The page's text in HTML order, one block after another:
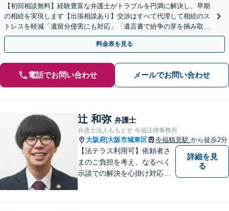
【初回相談無料】経験豊富な弁護士がトラブルを円満に解決し、早期
の相続を実現します【出張相談あり】交渉はすべて代理して相続のス
トレスを軽減「遺留分侵害にも対応」「遺言書で紛争の芽を摘み取
る」【完全個室制】【バリアフリー対応】【守口市駅1分】
料金表を見る
電話でお問い合わせ メールでお問い合わせ
辻 和弥 弁護士
弁護士法人ももとせ 今福法律事務所
大阪府 大阪市城東区 今福鶴見駅 から徒歩2分
【法テラス利用可】依頼者さ
まのご負担を考え、なるべく
示談での解決を心掛け対応い
詳細を見
る